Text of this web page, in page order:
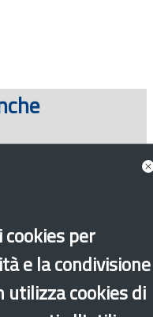
per
e la condivisione
utilizza cookies di